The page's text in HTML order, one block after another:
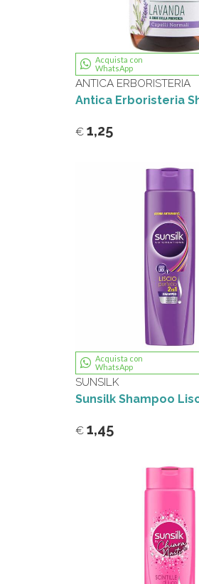
Acquista con
WhatsApp
ANTICA ERBORISTERIA
€ 1,25
Acquista con
WhatsApp
SUNSILK
€ 1,45